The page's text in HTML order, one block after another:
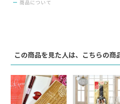
商品について
この商品を見た人は、こちらの商